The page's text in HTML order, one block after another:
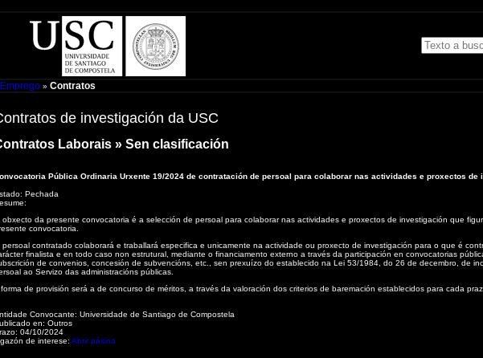
» Contratos
de investigación da USC
Laborais » Sen clasificación
Pública Ordinaria Urxente 19/2024 de contratación de persoal para colaborar nas actividades e proxectos de
Pechada
obxecto da presente convocatoria é a selección de persoal para colaborar nas actividades e proxectos de investigación que
convocatoria.
persoal contratado colaborará e traballará especifica e unicamente na actividade ou proxecto de investigación para o que é
finalista e en todo caso non estrutural, mediante o financiamento externo a través da participación en convocatorias
de convenios, concesión de subvencións, etc., sen prexuízo do establecido na Lei 53/1984, do 26 de decembro, de
ao Servizo das administracións públicas.
forma de provisión será a de concurso de méritos, a través da valoración dos criterios de baremación establecidos para cada
Convocante: Universidade de Santiago de Compostela
en: Outros
04/10/2024
de interese: Abrir páxina